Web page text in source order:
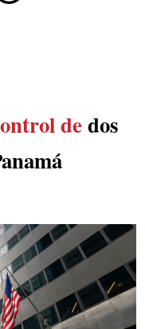
dedos